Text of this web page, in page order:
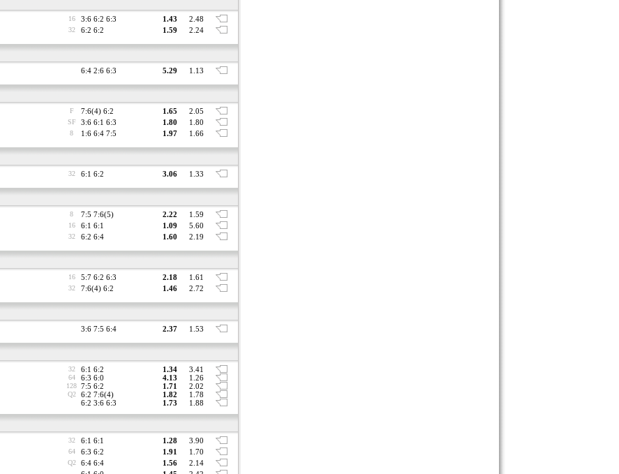
16 3:6 6:2 6:3 1.43 2.48
32 6:2 6:2 1.59 2.24
6:4 2:6 6:3 5.29 1.13
F 7:6(4) 6:2 1.65 2.05
SF 3:6 6:1 6:3 1.80 1.80
8 1:6 6:4 7:5 1.97 1.66
32 6:1 6:2 3.06 1.33
8 7:5 7:6(5) 2.22 1.59
16 6:1 6:1 1.09 5.60
32 6:2 6:4 1.60 2.19
16 5:7 6:2 6:3 2.18 1.61
32 7:6(4) 6:2 1.46 2.72
3:6 7:5 6:4 2.37 1.53
32 6:1 6:2 1.34 3.41
64 6:3 6:0 4.13 1.26
128 7:5 6:2 1.71 2.02
Q2 6:2 7:6(4) 1.82 1.78
6:2 3:6 6:3 1.73 1.88
32 6:1 6:1 1.28 3.90
64 6:3 6:2 1.91 1.70
Q2 6:4 6:4 1.56 2.14